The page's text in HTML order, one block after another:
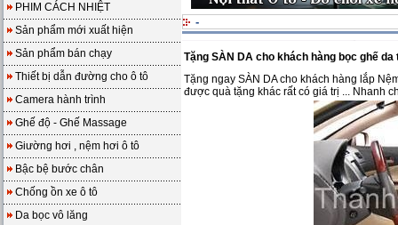
PHIM CÁCH NHIỆT
Sản phẩm mới xuất hiện
Sản phẩm bán chạy
Thiết bị dẫn đường cho ô tô
Camera hành trình
Ghế độ - Ghế Massage
Giường hơi , nệm hơi ô tô
Bậc bệ bước chân
Chống ồn xe ô tô
Da bọc vô lăng
-
Tặng SÀN DA cho khách hàng bọc ghế da
Tặng ngay SÀN DA cho khách hàng lắp
được quà tặng khác rất có giá trị ... Nhanh